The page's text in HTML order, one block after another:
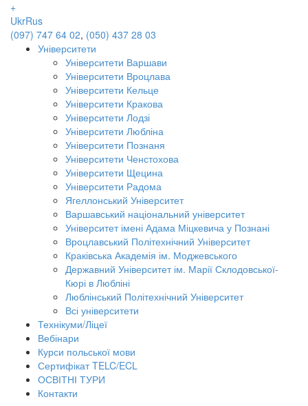
+
UkrRus
(097) 747 64 02, (050) 437 28 03
Університети
Університети Варшави
Університети Вроцлава
Університети Кельце
Університети Кракова
Університети Лодзі
Університети Любліна
Університети Познаня
Університети Ченстохова
Університети Щецина
Університети Радома
Ягеллонський Університет
Варшавський національний університет
Університет імені Адама Міцкевича у Познані
Вроцлавський Політехнічний Університет
Краківська Академія ім. Моджевського
Державний Університет ім. Марії Склодовської-
Кюрі в Любліні
Люблінський Політехнічний Університет
Всі університети
Технікуми/Ліцеї
Вебінари
Курси польської мови
Сертифікат TELC/ECL
ОСВІТНІ ТУРИ
Контакти